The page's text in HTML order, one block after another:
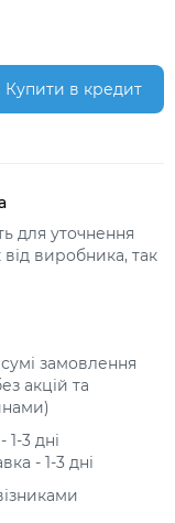
Купити в кредит
для уточнення
виробника, так
замовлення
акцій та
3 дні
- 1-3 дні